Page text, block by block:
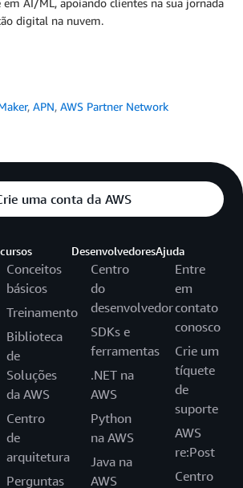
AI/ML, apoiando clientes na sua jornada
digital na nuvem.
, APN, AWS Partner Network
uma conta da AWS
Conceitos
básicos
Treinamento
Biblioteca
de
Soluções
da AWS
Centro
de
arquitetura
Perguntas
Desenvolvedores
Centro
do
desenvolvedor
SDKs e
ferramentas
.NET na
AWS
Python
na AWS
Java na
AWS
Ajuda
Entre
em
contato
conosco
Crie um
tíquete
de
suporte
AWS
re:Post
Centro